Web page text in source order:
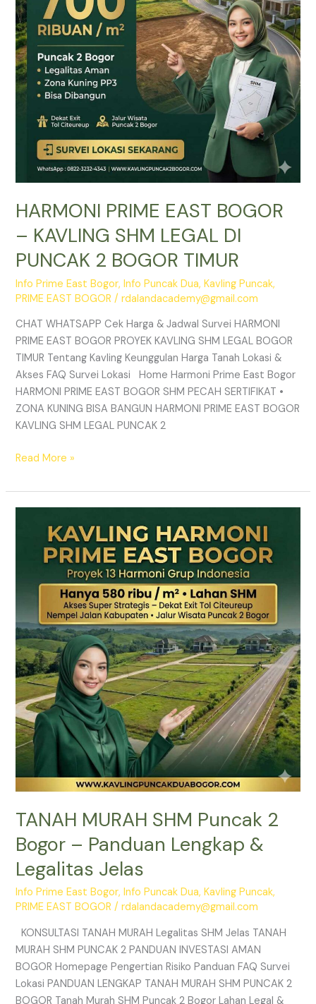
HARMONI PRIME EAST BOGOR
– KAVLING SHM LEGAL DI
PUNCAK 2 BOGOR TIMUR
Info Prime East Bogor,Info Puncak Dua,Kavling Puncak,
PRIME EAST BOGOR /rdalandacademy@gmail.com
CHAT WHATSAPP Cek Harga & Jadwal Survei HARMONI
PRIME EAST BOGOR PROYEK KAVLING SHM LEGAL BOGOR
TIMUR Tentang Kavling Keunggulan Harga Tanah Lokasi &
Akses FAQ Survei Lokasi Home Harmoni Prime East Bogor
HARMONI PRIME EAST BOGOR SHM PECAH SERTIFIKAT •
ZONA KUNING BISA BANGUN HARMONI PRIME EAST BOGOR
KAVLING SHM LEGAL PUNCAK 2
SHM
LEGAL
DI
PUNCAK
2
BOGOR
Read More »
TANAH MURAH SHM Puncak 2
Bogor – Panduan Lengkap &
Legalitas Jelas
Info Prime East Bogor,Info Puncak Dua,Kavling Puncak,
PRIME EAST BOGOR /rdalandacademy@gmail.com
KONSULTASI TANAH MURAH Legalitas SHM Jelas TANAH
MURAH SHM PUNCAK 2 PANDUAN INVESTASI AMAN
BOGOR Homepage Pengertian Risiko Panduan FAQ Survei
Lokasi PANDUAN LENGKAP TANAH MURAH SHM PUNCAK 2
BOGOR Tanah Murah SHM Puncak 2 Bogor Lahan Legal &
MURAH
Puncak
Panduan
Lengkap
&
Legalitas
Jelas